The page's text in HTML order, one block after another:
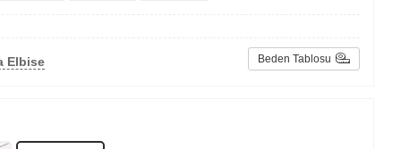
Elbise Beden Tablosu